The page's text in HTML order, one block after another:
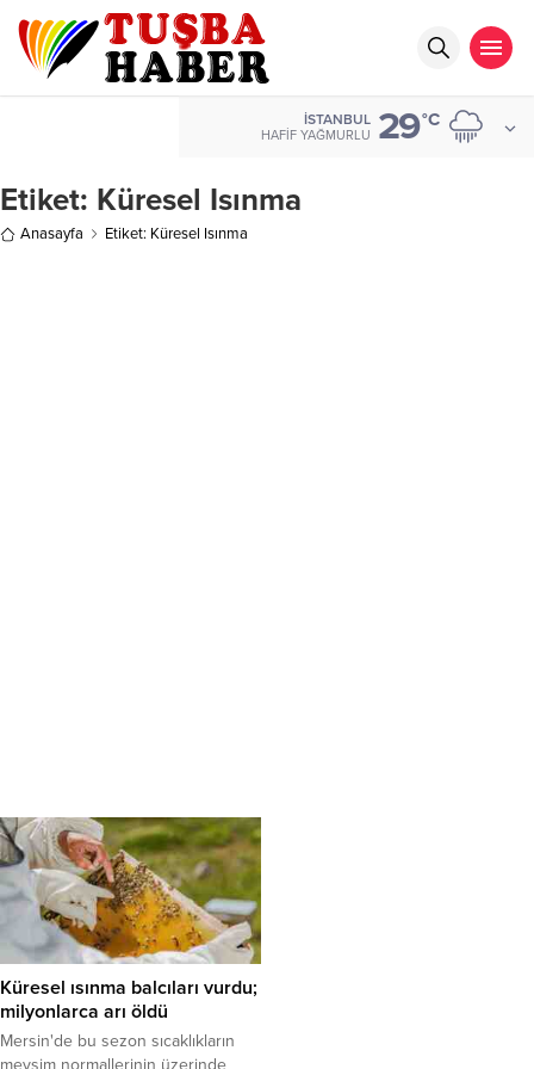
İSTANBUL
HAFIF YAĞMURLU 29°C
Etiket: Küresel Isınma
Anasayfa Etiket: Küresel Isınma
Küresel ısınma balcıları vurdu;
milyonlarca arı öldü
Mersin'de bu sezon sıcaklıkların